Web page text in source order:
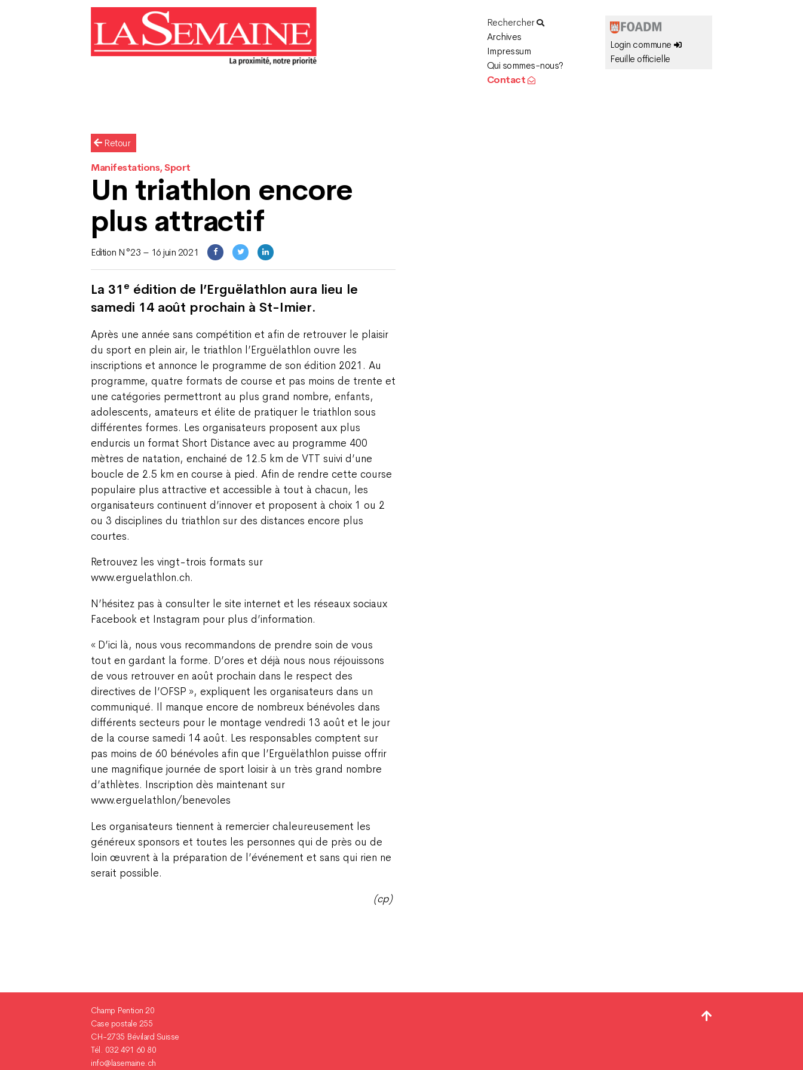
Rechercher
Archives
Impressum
Qui sommes-nous?
Contact
Login commune
Feuille officielle
Retour
Manifestations, Sport
Un triathlon encore
plus attractif
Edition N°23 – 16 juin 2021
La 31 e édition de l’Erguëlathlon aura lieu le
samedi 14 août prochain à St-Imier.
Après une année sans compétition et afin de retrouver le plaisir
du sport en plein air, le triathlon l’Erguëlathlon ouvre les
inscriptions et annonce le programme de son édition 2021. Au
programme, quatre formats de course et pas moins de trente et
une catégories permettront au plus grand nombre, enfants,
adolescents, amateurs et élite de pratiquer le triathlon sous
différentes formes. Les organisateurs proposent aux plus
endurcis un format Short Distance avec au programme 400
mètres de natation, enchainé de 12.5 km de VTT suivi d’une
boucle de 2.5 km en course à pied. Afin de rendre cette course
populaire plus attractive et accessible à tout à chacun, les
organisateurs continuent d’innover et proposent à choix 1 ou 2
ou 3 disciplines du triathlon sur des distances encore plus
courtes.
Retrouvez les vingt-trois formats sur
www.erguelathlon.ch.
N’hésitez pas à consulter le site internet et les réseaux sociaux
Facebook et Instagram pour plus d’information.
« D’ici là, nous vous recommandons de prendre soin de vous
tout en gardant la forme. D’ores et déjà nous nous réjouissons
de vous retrouver en août prochain dans le respect des
directives de l’OFSP », expliquent les organisateurs dans un
communiqué. Il manque encore de nombreux bénévoles dans
différents secteurs pour le montage vendredi 13 août et le jour
de la course samedi 14 août. Les responsables comptent sur
pas moins de 60 bénévoles afin que l’Erguëlathlon puisse offrir
une magnifique journée de sport loisir à un très grand nombre
d’athlètes. Inscription dès maintenant sur
www.erguelathlon/benevoles
Les organisateurs tiennent à remercier chaleureusement les
généreux sponsors et toutes les personnes qui de près ou de
loin œuvrent à la préparation de l’événement et sans qui rien ne
serait possible.
(cp)
Champ Pention 20
Case postale 255
CH-2735 Bévilard Suisse
Tél. 032 491 60 80
info@lasemaine.ch